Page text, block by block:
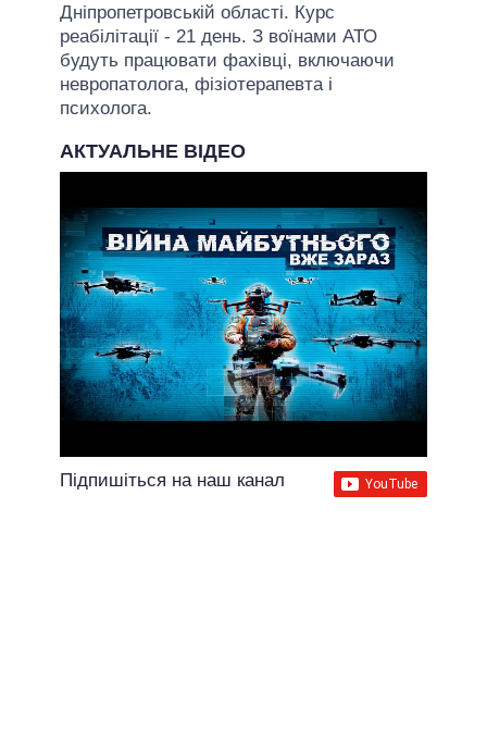
Дніпропетровській області. Курс
реабілітації - 21 день. З воїнами АТО
будуть працювати фахівці, включаючи
невропатолога, фізіотерапевта і
психолога.
АКТУАЛЬНЕ ВІДЕО
Підпишіться на наш канал